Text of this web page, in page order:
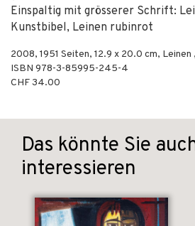
Einspaltig mit grösserer Schrift:
Kunstbibel, Leinen rubinrot
2008, 1951 Seiten, 12.9 x 20.0 cm, Leinen
ISBN 978-3-85995-245-4
CHF 34.00
Das könnte Sie
interessieren